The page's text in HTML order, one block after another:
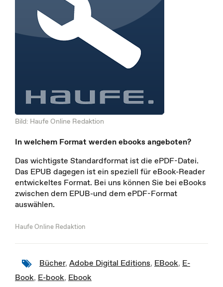
Bild: Haufe Online Redaktion
In welchem Format werden ebooks angeboten?
Das wichtigste Standardformat ist die ePDF-Datei.
Das EPUB dagegen ist ein speziell für eBook-Reader
entwickeltes Format. Bei uns können Sie bei eBooks
zwischen dem EPUB-und dem ePDF-Format
auswählen.
Haufe Online Redaktion
Bücher, Adobe Digital Editions, EBook, E-
Book, E-book, Ebook